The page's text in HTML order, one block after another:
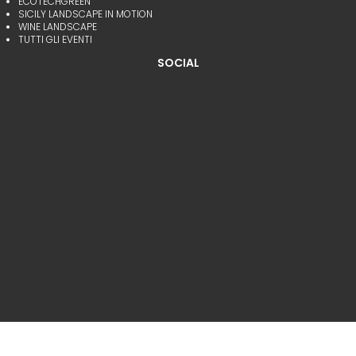
SICILY LANDSCAPE IN MOTION
WINE LANDSCAPE
TUTTI GLI EVENTI
SOCIAL